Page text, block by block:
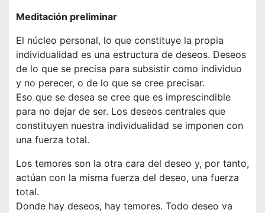
Meditación preliminar
El núcleo personal, lo que constituye la propia
individualidad es una estructura de deseos. Deseos
de lo que se precisa para subsistir como individuo
y no perecer, o de lo que se cree precisar.
Eso que se desea se cree que es imprescindible
para no dejar de ser. Los deseos centrales que
constituyen nuestra individualidad se imponen con
una fuerza total.
Los temores son la otra cara del deseo y, por tanto,
actúan con la misma fuerza del deseo, una fuerza
total.
Donde hay deseos, hay temores. Todo deseo va